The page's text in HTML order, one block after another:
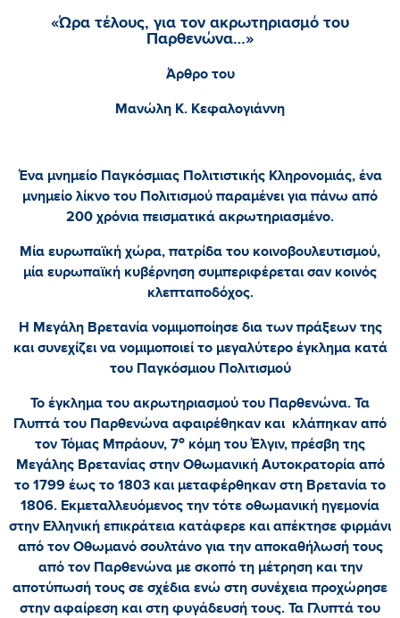
«Ώρα τέλους, για τον ακρωτηριασμό του
Παρθενώνα…»
Άρθρο του
Μανώλη Κ. Κεφαλογιάννη
Ένα μνημείο Παγκόσμιας Πολιτιστικής Κληρονομιάς, ένα
μνημείο λίκνο του Πολιτισμού παραμένει για πάνω από
200 χρόνια πεισματικά ακρωτηριασμένο.
Μία ευρωπαϊκή χώρα, πατρίδα του κοινοβουλευτισμού,
μία ευρωπαϊκή κυβέρνηση συμπεριφέρεται σαν κοινός
κλεπταποδόχος.
Η Μεγάλη Βρετανία νομιμοποίησε δια των πράξεων της
και συνεχίζει να νομιμοποιεί το μεγαλύτερο έγκλημα κατά
του Παγκόσμιου Πολιτισμού
Το έγκλημα του ακρωτηριασμού του Παρθενώνα. Τα
Γλυπτά του Παρθενώνα αφαιρέθηκαν και κλάπηκαν από
τον Τόμας Μπράουν, 7ο κόμη του Έλγιν, πρέσβη της
Μεγάλης Βρετανίας στην Οθωμανική Αυτοκρατορία από
το 1799 έως το 1803 και μεταφέρθηκαν στη Βρετανία το
1806. Εκμεταλλευόμενος την τότε οθωμανική ηγεμονία
στην Ελληνική επικράτεια κατάφερε και απέκτησε φιρμάνι
από τον Οθωμανό σουλτάνο για την αποκαθήλωσή τους
από τον Παρθενώνα με σκοπό τη μέτρηση και την
αποτύπωσή τους σε σχέδια ενώ στη συνέχεια προχώρησε
στην αφαίρεση και στη φυγάδευσή τους. Τα Γλυπτά του